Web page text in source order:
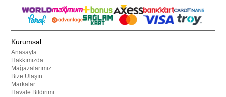
Kurumsal
Anasayfa
Hakkımızda
Mağazalarımız
Bize Ulaşın
Markalar
Havale Bildirimi